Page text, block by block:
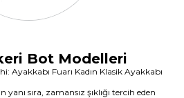
Bot Modelleri
Ayakkabı Fuarı Kadın Klasik Ayakkabı
sıra, zamansız şıklığı tercih eden